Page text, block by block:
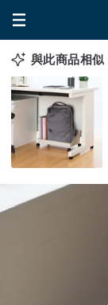
與此商品相似